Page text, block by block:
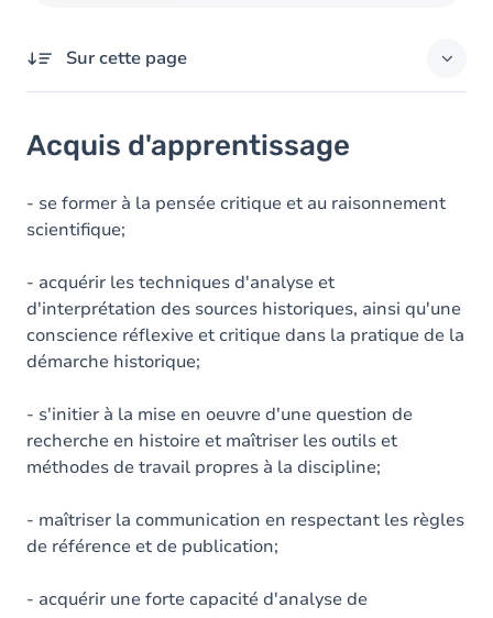
Sur cette page
Objectifs
Acquis d'apprentissage
- se former à la pensée critique et au raisonnement
scientifique;
- acquérir les techniques d'analyse et
d'interprétation des sources historiques, ainsi qu'une
conscience réflexive et critique dans la pratique de la
démarche historique;
- s'initier à la mise en oeuvre d'une question de
recherche en histoire et maîtriser les outils et
méthodes de travail propres à la discipline;
- maîtriser la communication en respectant les règles
de référence et de publication;
- acquérir une forte capacité d'analyse de